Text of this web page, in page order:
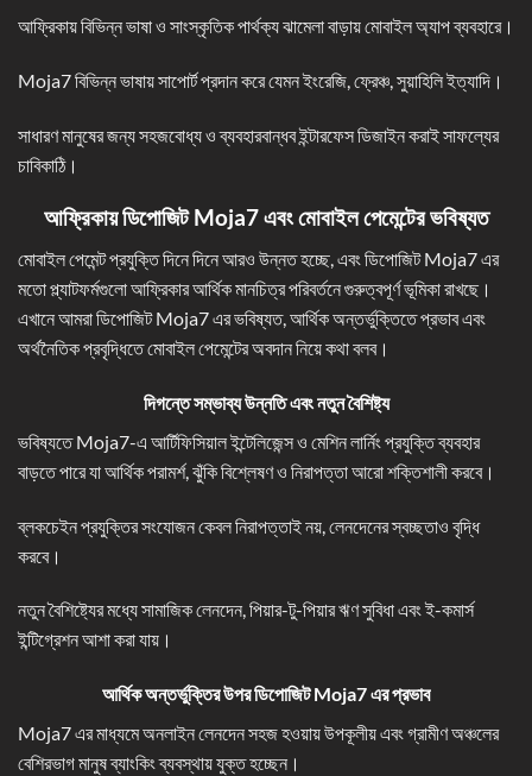
আফ্রিকায় বিভিন্ন ভাষা ও সাংস্কৃতিক পার্থক্য ঝামেলা বাড়ায় মোবাইল অ্যাপ ব্যবহারে।
Moja7 বিভিন্ন ভাষায় সাপোর্ট প্রদান করে যেমন ইংরেজি, ফ্রেঞ্চ, সুয়াহিলি ইত্যাদি।
সাধারণ মানুষের জন্য সহজবোধ্য ও ব্যবহারবান্ধব ইন্টারফেস ডিজাইন করাই সাফল্যের
চাবিকাঠি।
আফ্রিকায় ডিপোজিট Moja7এবং মোবাইল পেমেন্টের ভবিষ্যত
মোবাইল পেমেন্ট প্রযুক্তি দিনে দিনে আরও উন্নত হচ্ছে, এবং ডিপোজিট Moja7 এর
মতো প্ল্যাটফর্মগুলো আফ্রিকার আর্থিক মানচিত্র পরিবর্তনে গুরুত্বপূর্ণ ভূমিকা রাখছে।
এখানে আমরা ডিপোজিট Moja7 এর ভবিষ্যত, আর্থিক অন্তর্ভুক্তিতে প্রভাব এবং
অর্থনৈতিক প্রবৃদ্ধিতে মোবাইল পেমেন্টের অবদান নিয়ে কথা বলব।
দিগন্তে সম্ভাব্য উন্নতি এবং নতুন বৈশিষ্ট্য
ভবিষ্যতে Moja7-এ আর্টিফিসিয়াল ইন্টেলিজেন্স ও মেশিন লার্নিং প্রযুক্তি ব্যবহার
বাড়তে পারে যা আর্থিক পরামর্শ, ঝুঁকি বিশ্লেষণ ও নিরাপত্তা আরো শক্তিশালী করবে।
ব্লকচেইন প্রযুক্তির সংযোজন কেবল নিরাপত্তাই নয়, লেনদেনের স্বচ্ছতাও বৃদ্ধি
করবে।
নতুন বৈশিষ্ট্যের মধ্যে সামাজিক লেনদেন, পিয়ার-টু-পিয়ার ঋণ সুবিধা এবং ই-কমার্স
ইন্টিগ্রেশন আশা করা যায়।
আর্থিক অন্তর্ভুক্তির উপর ডিপোজিট Moja7এর প্রভাব
Moja7 এর মাধ্যমে অনলাইন লেনদেন সহজ হওয়ায় উপকূলীয় এবং গ্রামীণ অঞ্চলের
বেশিরভাগ মানুষ ব্যাংকিং ব্যবস্থায় যুক্ত হচ্ছেন।